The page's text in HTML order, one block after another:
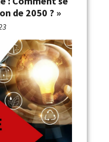
de 2050 ? »